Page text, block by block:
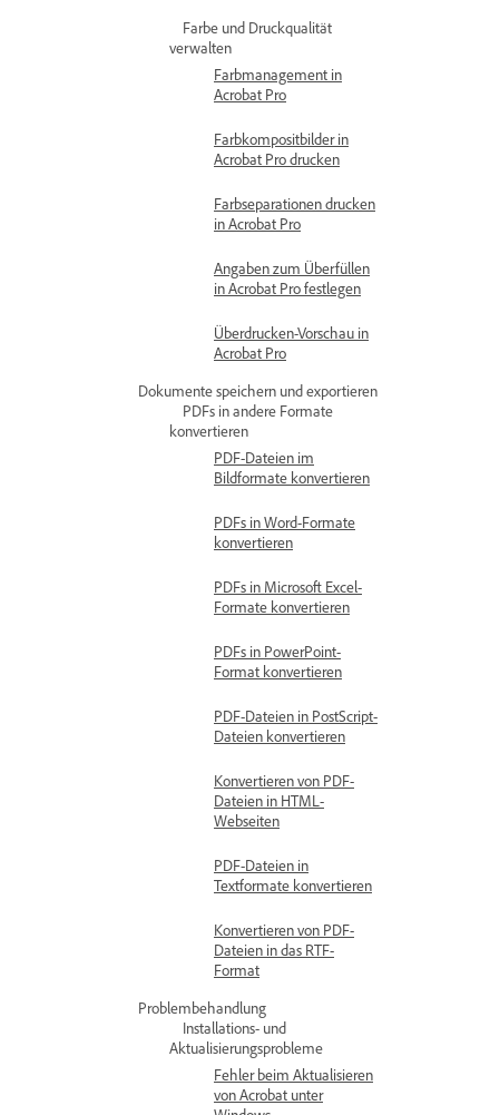
Farbe und Druckqualität
verwalten
Farbmanagement in
Acrobat Pro
Farbkompositbilder in
Acrobat Pro drucken
Farbseparationen drucken
in Acrobat Pro
Angaben zum Überfüllen
in Acrobat Pro festlegen
Überdrucken-Vorschau in
Acrobat Pro
Dokumente speichern und exportieren
PDFs in andere Formate
konvertieren
PDF-Dateien im
Bildformate konvertieren
PDFs in Word-Formate
konvertieren
PDFs in Microsoft Excel-
Formate konvertieren
PDFs in PowerPoint-
Format konvertieren
PDF-Dateien in PostScript-
Dateien konvertieren
Konvertieren von PDF-
Dateien in HTML-
Webseiten
PDF-Dateien in
Textformate konvertieren
Konvertieren von PDF-
Dateien in das RTF-
Format
Problembehandlung
Installations- und
Aktualisierungsprobleme
Fehler beim Aktualisieren
von Acrobat unter